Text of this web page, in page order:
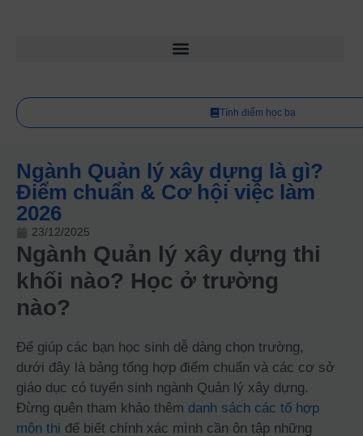
Tính điểm học bạ
Ngành Quản lý xây dựng là gì?
Điểm chuẩn & Cơ hội việc làm
2026
23/12/2025
Ngành Quản lý xây dựng thi
khối nào? Học ở trường
nào?
Để giúp các bạn học sinh dễ dàng chọn trường,
dưới đây là bảng tổng hợp điểm chuẩn và các cơ sở
giáo dục có tuyển sinh ngành Quản lý xây dựng.
Đừng quên tham khảo thêm danh sách các tổ hợp
môn thi để biết chính xác mình cần ôn tập những